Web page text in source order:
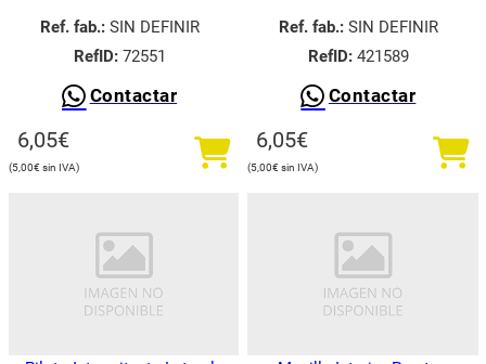
Ref. fab.:SIN DEFINIR
RefID:72551
Contactar
6,05€
5,00€
Ref. fab.:SIN DEFINIR
RefID:421589
Contactar
6,05€
5,00€